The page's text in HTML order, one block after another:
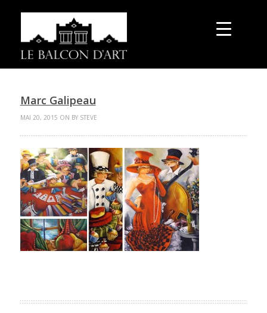
Marc Galipeau
MAI 20, 2015 ON BY STEVE